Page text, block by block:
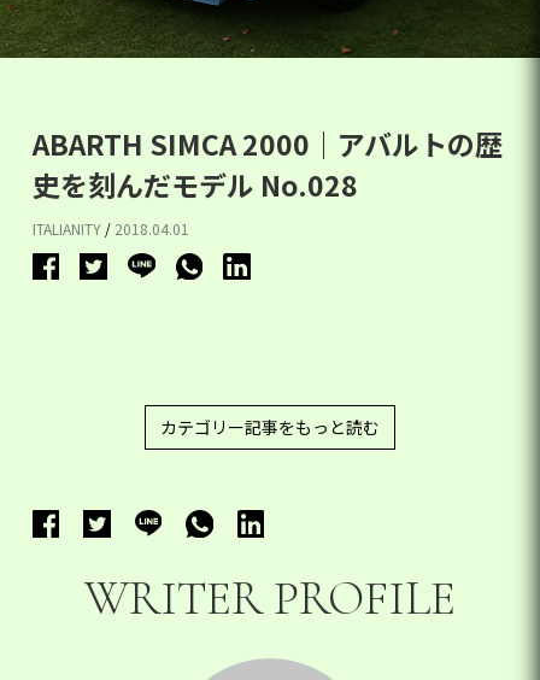
ABARTH SIMCA 2000｜アバルトの歴
史を刻んだモデル No.028
ITALIANITY / 2018.04.01
カテゴリー記事をもっと読む
WRITER PROFILE